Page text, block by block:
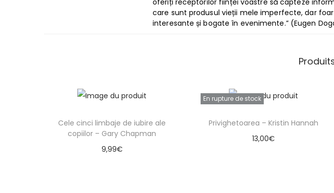
oferiți receptorilor ființei voastre să capteze
care sunt produsul vieții mele imperfecte, dar
interesante și bogate în evenimente.” (Eugen
Cele cinci limbaje de iubire ale
copiilor – Gary Chapman
9,99€
En rupture de stock
Privighetoarea – Kristin Hannah
13,00€